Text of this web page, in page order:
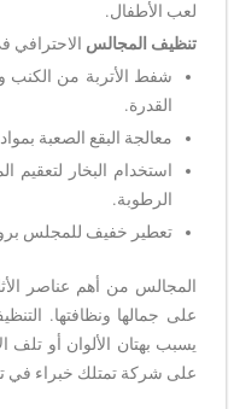
لعب الأطفال.
تنظيف المجالس
شفط الأتربة من الكنب
القدرة.
معالجة البقع الصعبة
استخدام البخار
الرطوبة.
تعطير خفيف للمجلس
المجالس من أهم عناصر
على جمالها ونظافتها.
يسبب بهتان الألوان أو تلف
على شركة تمتلك خبراء في